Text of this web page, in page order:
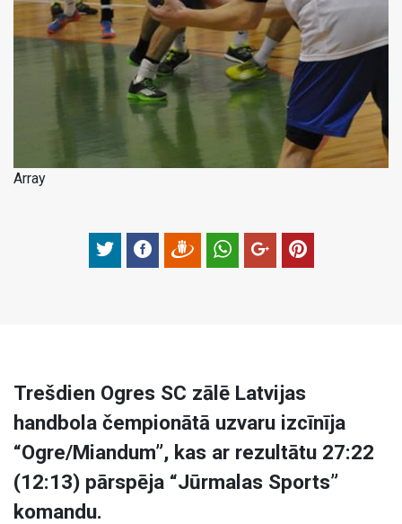
Array
Trešdien Ogres SC zālē Latvijas
handbola čempionātā uzvaru izcīnīja
“Ogre/Miandum”, kas ar rezultātu 27:22
(12:13) pārspēja “Jūrmalas Sports”
komandu.